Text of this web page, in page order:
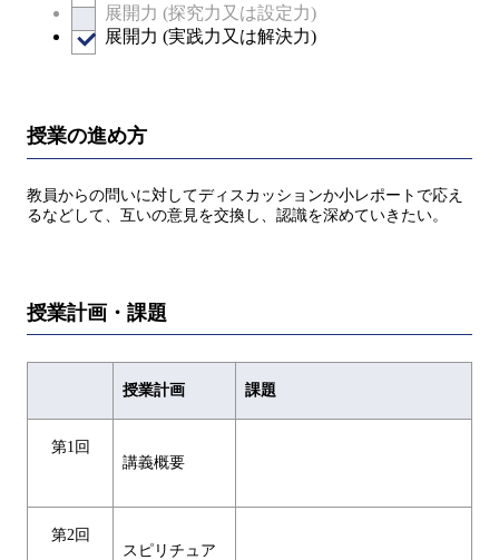
展開力 (探究力又は設定力)
展開力 (実践力又は解決力)
授業の進め方
教員からの問いに対してディスカッションか小レポートで応え
るなどして、互いの意見を交換し、認識を深めていきたい。
授業計画・課題
授業計画 課題
第1回
講義概要
第2回
スピリチュア